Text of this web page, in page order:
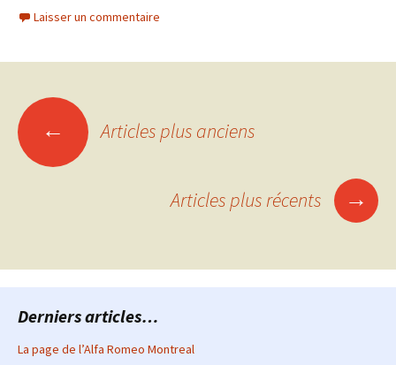
Laisser un commentaire
Navigation
des
← Articles plus anciens
Articles plus récents →
Derniers articles…
La page de l’Alfa Romeo Montreal